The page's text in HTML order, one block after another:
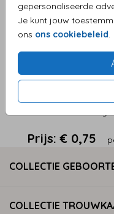
gepersonaliseerde
Je kunt jouw
ons ons cookiebeleid.
Persoonlijke
Eenvoudig
Prijs:€ 0,75
COLLECTIE
COLLECTIE